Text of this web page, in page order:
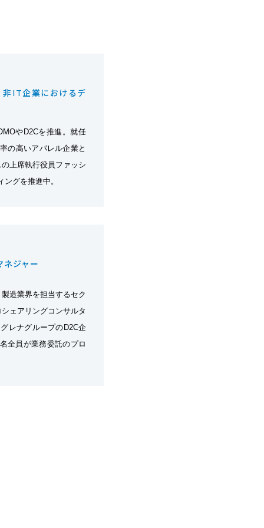
非IT企業におけるデ
やD2Cを推進。就任
の高いアパレル企業と
上席執行役員ファッシ
グを推進中。
ジャー
造業界を担当するセク
ェアリングコンサルタ
レナグループのD2C企
全員が業務委託のプロ